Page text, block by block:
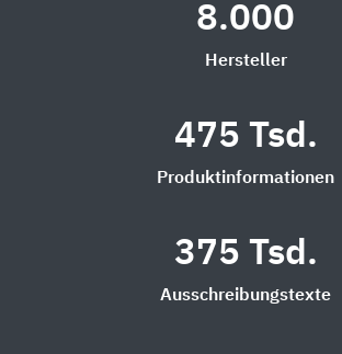
8.000
Hersteller
475 Tsd.
Produktinformationen
375 Tsd.
Ausschreibungstexte